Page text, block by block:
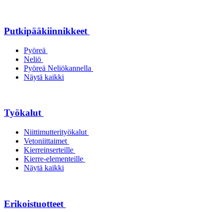
Putkipääkiinnikkeet
Pyöreä
Neliö
Pyöreä Neliökannella
Näytä kaikki
Työkalut
Niittimutterityökalut
Vetoniittaimet
Kierreinserteille
Kierre-elementeille
Näytä kaikki
Erikoistuotteet